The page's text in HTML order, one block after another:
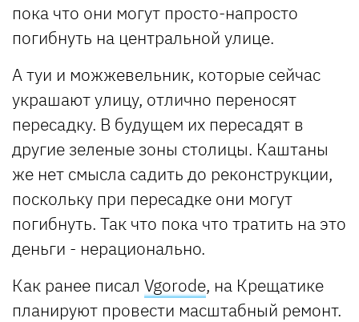
пока что они могут просто-напросто
погибнуть на центральной улице.
А туи и можжевельник, которые сейчас
украшают улицу, отлично переносят
пересадку. В будущем их пересадят в
другие зеленые зоны столицы. Каштаны
же нет смысла садить до реконструкции,
поскольку при пересадке они могут
погибнуть. Так что пока что тратить на это
деньги - нерационально.
Как ранее писал Vgorode, на Крещатике
планируют провести масштабный ремонт.